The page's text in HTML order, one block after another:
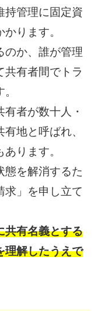
持管理に固定資
ります。
のか、誰が管理
共有者間でトラ
者が数十人・
地と呼ばれ、
ります。
態を解消するた
求」を申し立て
共有名義とする
理解したうえで